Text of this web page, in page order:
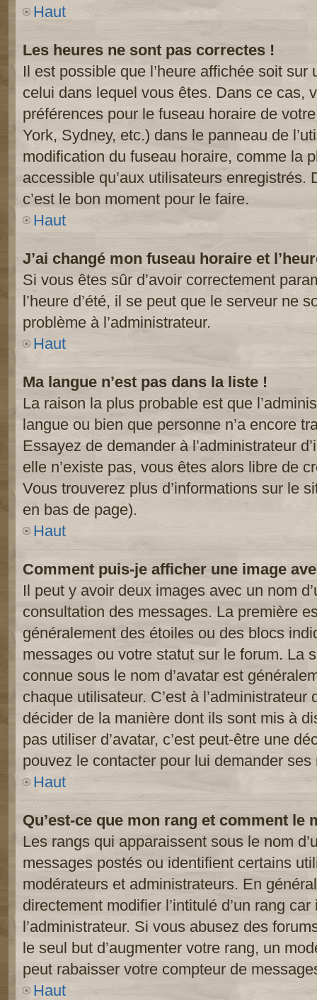
Haut
Les heures ne sont pas correctes !
Il est possible que l’heure affichée soit
celui dans lequel vous êtes. Dans ce cas,
préférences pour le fuseau horaire de
York, Sydney, etc.) dans le panneau de
modification du fuseau horaire, comme la
accessible qu’aux utilisateurs enregistrés.
c’est le bon moment pour le faire.
Haut
J’ai changé mon fuseau horaire et
Si vous êtes sûr d’avoir correctement
l’heure d’été, il se peut que le serveur ne
problème à l’administrateur.
Haut
Ma langue n’est pas dans la liste !
La raison la plus probable est que
langue ou bien que personne n’a encore
Essayez de demander à l’administrateur
elle n’existe pas, vous êtes alors libre de
Vous trouverez plus d’informations sur le
en bas de page).
Haut
Comment puis-je afficher une image
Il peut y avoir deux images avec un nom
consultation des messages. La première
généralement des étoiles ou des blocs
messages ou votre statut sur le forum. La
connue sous le nom d’avatar est
chaque utilisateur. C’est à l’administrateur
décider de la manière dont ils sont mis à
pas utiliser d’avatar, c’est peut-être une
pouvez le contacter pour lui demander ses
Haut
Qu’est-ce que mon rang et comment le
Les rangs qui apparaissent sous le nom
messages postés ou identifient certains
modérateurs et administrateurs. En
directement modifier l’intitulé d’un rang
l’administrateur. Si vous abusez des
le seul but d’augmenter votre rang, un
peut rabaisser votre compteur de
Haut